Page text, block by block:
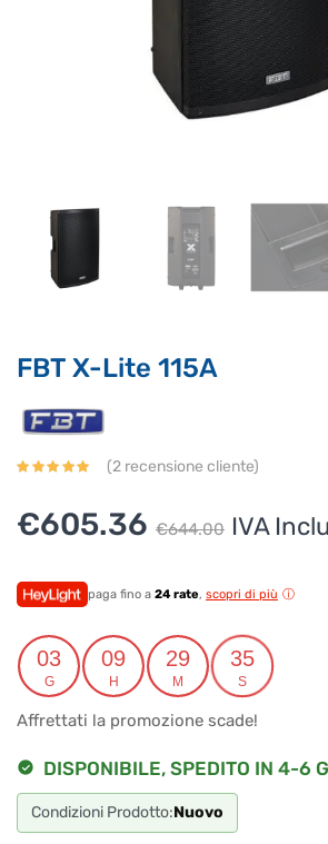
FBT X-Lite 115A
(2 recensione cliente)
€644.00 Il
era:
€605.36
Il
attuale
è:
IVA
paga fino a 24 rate, scopri di più
03
G
09
H
29
M
35
S
Affrettati la promozione scade!
DISPONIBILE, SPEDITO IN 4-6
Condizioni Prodotto:Nuovo
Ciao, Come posso aiutarti?
Puoi chiedermi informazioni generali o
prodotti.